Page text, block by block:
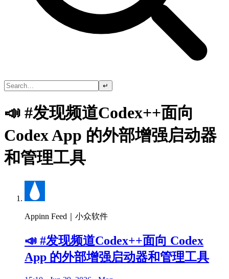
↵
📣 #发现频道Codex++面向
Codex App 的外部增强启动器
和管理工具
Appinn Feed｜小众软件
📣 #发现频道Codex++面向 Codex
App 的外部增强启动器和管理工具